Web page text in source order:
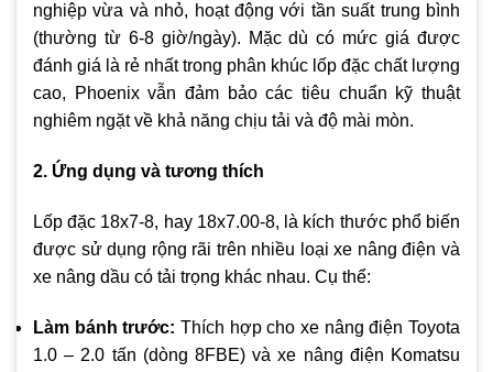
nghiệp vừa và nhỏ, hoạt động với tần suất trung bình
(thường từ 6-8 giờ/ngày). Mặc dù có mức giá được
đánh giá là rẻ nhất trong phân khúc lốp đặc chất lượng
cao, Phoenix vẫn đảm bảo các tiêu chuẩn kỹ thuật
nghiêm ngặt về khả năng chịu tải và độ mài mòn.
2. Ứng dụng và tương thích
Lốp đặc 18x7-8, hay 18x7.00-8, là kích thước phổ biến
được sử dụng rộng rãi trên nhiều loại xe nâng điện và
xe nâng dầu có tải trọng khác nhau. Cụ thể:
Làm bánh trước: Thích hợp cho xe nâng điện Toyota
1.0 – 2.0 tấn (dòng 8FBE) và xe nâng điện Komatsu